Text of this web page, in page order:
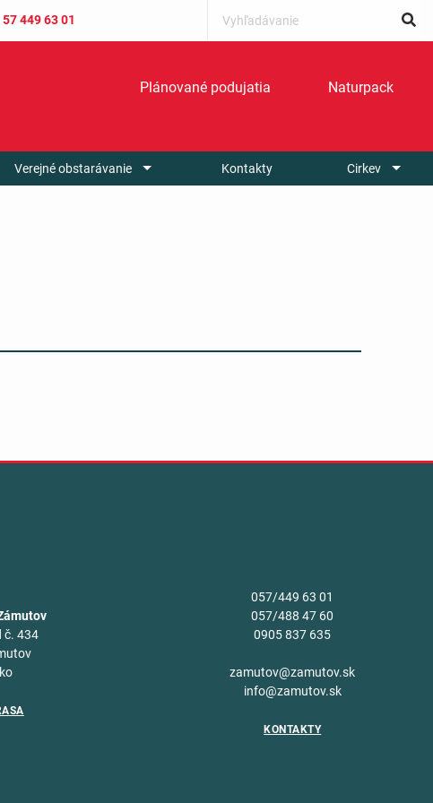
449 63 01
Plánované podujatia Naturpack
Verejné obstarávanie Kontakty Cirkev
č. 434
057/449 63 01
057/488 47 60
0905 837 635
zamutov@zamutov.sk
info@zamutov.sk
KONTAKTY